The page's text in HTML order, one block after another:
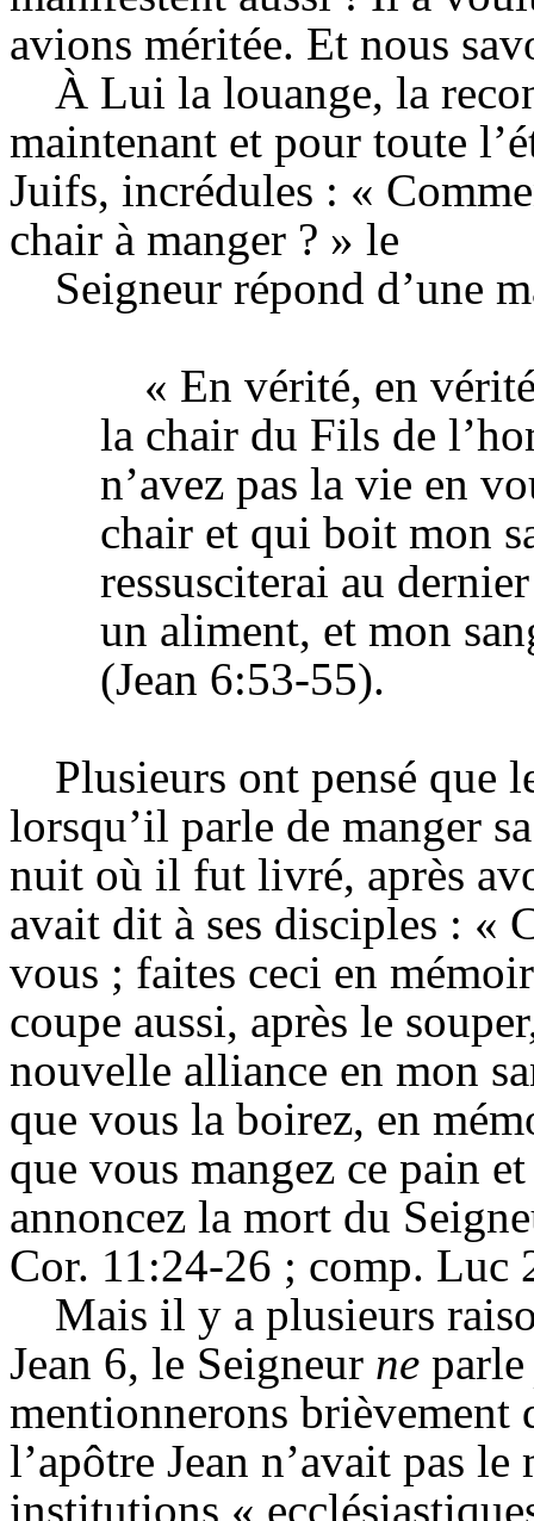
avions méritée. Et nous
À Lui la louange, la
maintenant et pour toute
Juifs, incrédules : «
chair à manger ? » le
Seigneur répond d’une
« En vérité, en
la chair du Fils de
n’avez pas la vie en
chair et qui boit mon
ressusciterai au
un aliment, et mon
(Jean 6:53-55).
Plusieurs ont pensé que
lorsqu’il parle de manger
nuit où il fut livré, après
avait dit à ses disciples : «
vous ; faites ceci en
coupe aussi, après le
nouvelle alliance en mon
que vous la boirez, en
que vous mangez ce pain
annoncez la mort du
Cor. 11:24-26 ; comp. Luc
Mais il y a plusieurs
Jean 6, le Seigneur ne
mentionnerons brièvement
l’apôtre Jean n’avait pas
institutions «